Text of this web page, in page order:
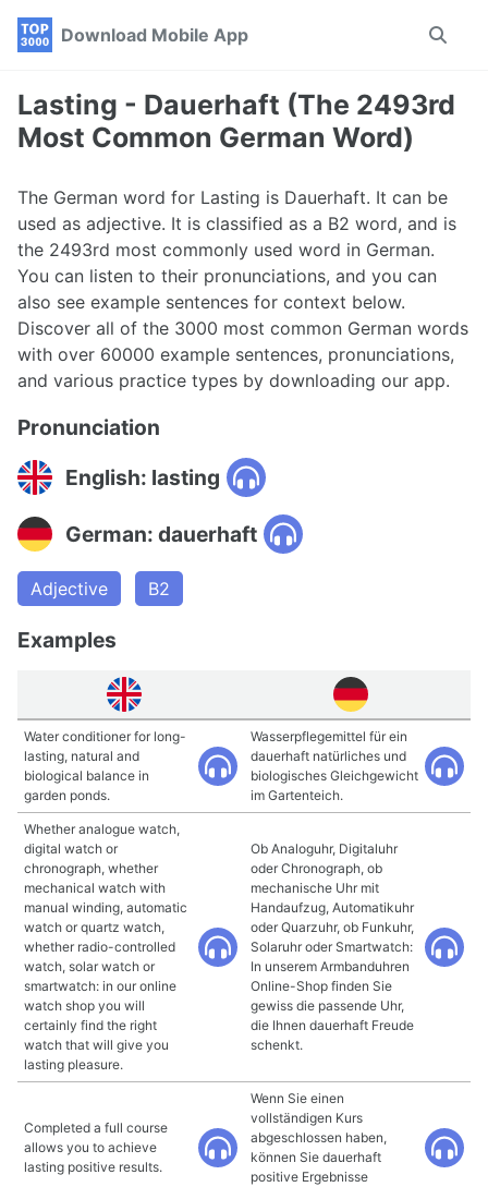
Skip
navigation
Skip
Skip
Download Mobile App
Toggle
Lasting - Dauerhaft (The 2493rd
Most Common German Word)
The German word for Lasting is Dauerhaft. It can be
used as adjective. It is classified as a B2 word, and is
the 2493rd most commonly used word in German.
You can listen to their pronunciations, and you can
also see example sentences for context below.
Discover all of the 3000 most common German words
with over 60000 example sentences, pronunciations,
and various practice types by downloading our app.
Pronunciation
English: lasting
German: dauerhaft
Adjective B2
Examples
Water conditioner for long-
lasting, natural and
biological balance in
garden ponds.
Wasserpflegemittel für ein
dauerhaft natürliches und
biologisches Gleichgewicht
im Gartenteich.
Whether analogue watch,
digital watch or
chronograph, whether
mechanical watch with
manual winding, automatic
watch or quartz watch,
whether radio-controlled
watch, solar watch or
smartwatch: in our online
watch shop you will
certainly find the right
watch that will give you
lasting pleasure.
Ob Analoguhr, Digitaluhr
oder Chronograph, ob
mechanische Uhr mit
Handaufzug, Automatikuhr
oder Quarzuhr, ob Funkuhr,
Solaruhr oder Smartwatch:
In unserem Armbanduhren
Online-Shop finden Sie
gewiss die passende Uhr,
die Ihnen dauerhaft Freude
schenkt.
Completed a full course
allows you to achieve
lasting positive results.
Wenn Sie einen
vollständigen Kurs
abgeschlossen haben,
können Sie dauerhaft
positive Ergebnisse